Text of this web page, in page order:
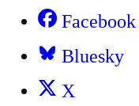
Facebook
Bluesky
X